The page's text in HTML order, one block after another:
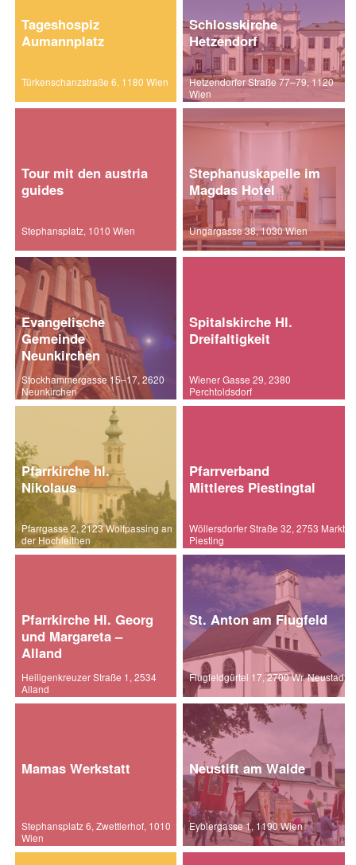
Tageshospiz
Aumannplatz
Türkenschanzstraße 6, 1180 Wien
Schlosskirche
Hetzendorf
Hetzendorfer Straße 77–79, 1120
Wien
Tour mit den austria
guides
Stephansplatz, 1010 Wien
Stephanuskapelle im
Magdas Hotel
Ungargasse 38, 1030 Wien
Evangelische
Gemeinde
Neunkirchen
Stockhammergasse 15–17, 2620
Neunkirchen
Spitalskirche Hl.
Dreifaltigkeit
Wiener Gasse 29, 2380
Perchtoldsdorf
Pfarrkirche hl.
Nikolaus
Pfarrgasse 2, 2123 Wolfpassing an
der Hochleithen
Pfarrverband
Mittleres Piestingtal
Wöllersdorfer Straße 32, 2753 Markt
Piesting
Pfarrkirche Hl. Georg
und Margareta –
Alland
Heiligenkreuzer Straße 1, 2534
Alland
St. Anton am Flugfeld
Flugfeldgürtel 17, 2700 Wr. Neustadt
Mamas Werkstatt
Stephansplatz 6, Zwettlerhof, 1010
Wien
Neustift am Walde
Eyblergasse 1, 1190 Wien